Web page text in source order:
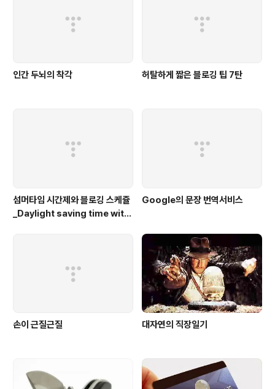
인간 두뇌의 착각 허탈하게 짧은 블로깅 팁 7탄
섬머타임 시간제와 블로깅 스케쥴
_Daylight saving time with
Google의 문장 번역서비스
손이 근질근질 대자연의 직장일기